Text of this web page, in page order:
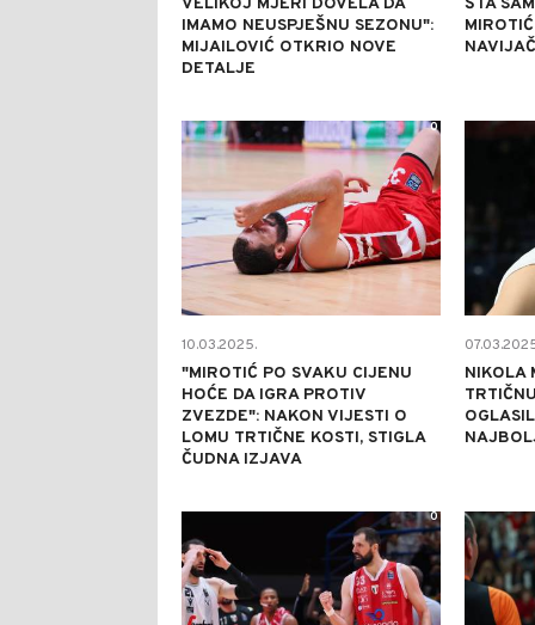
VELIKOJ MJERI DOVELA DA
IMAMO NEUSPJEŠNU SEZONU":
MIJAILOVIĆ OTKRIO NOVE
DETALJE
ŠTA
10.03.2025.
"MIROTIĆ PO SVAKU CIJENU
HOĆE DA IGRA PROTIV
ZVEZDE": NAKON VIJESTI O
LOMU TRTIČNE KOSTI, STIGLA
ČUDNA IZJAVA
0
NIKOLA
0